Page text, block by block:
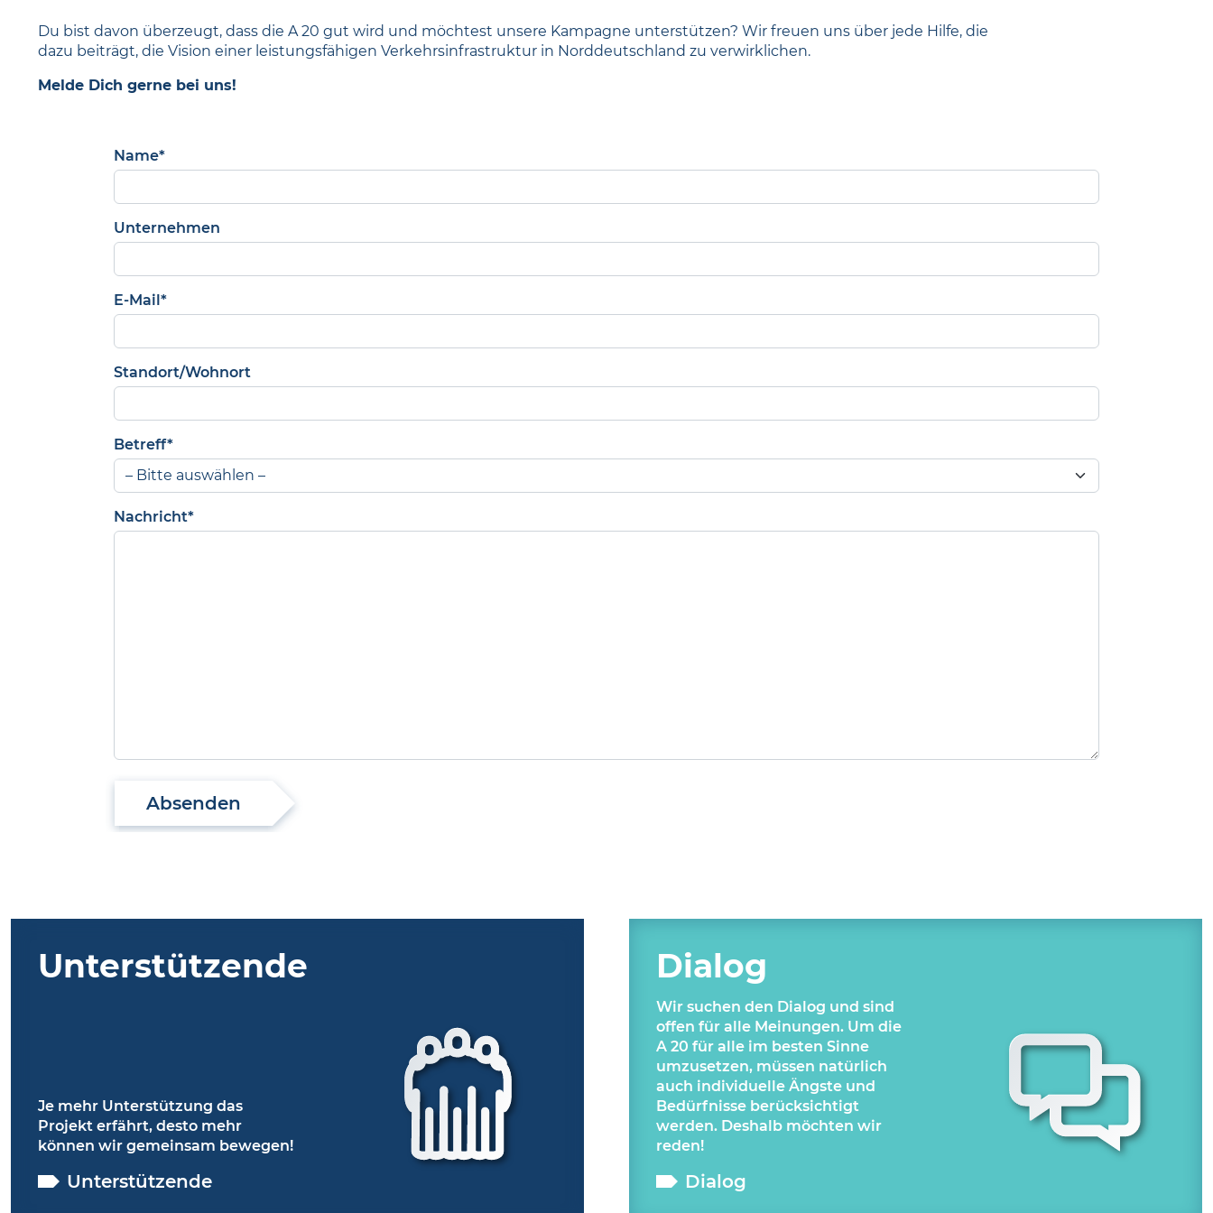
Du bist davon überzeugt, dass die A 20 gut wird und möchtest unsere Kampagne unterstützen? Wir freuen uns über jede Hilfe, die
dazu beiträgt, die Vision einer leistungsfähigen Verkehrsinfrastruktur in Norddeutschland zu verwirklichen.
Melde Dich gerne bei uns!
Name*
Unternehmen
E-Mail*
Standort/Wohnort
Betreff*
Nachricht*
Absenden
Unterstützende
Je mehr Unterstützung das
Projekt erfährt, desto mehr
können wir gemeinsam bewegen!
Unterstützende
Dialog
Wir suchen den Dialog und sind
offen für alle Meinungen. Um die
A 20 für alle im besten Sinne
umzusetzen, müssen natürlich
auch individuelle Ängste und
Bedürfnisse berücksichtigt
werden. Deshalb möchten wir
reden!
Dialog